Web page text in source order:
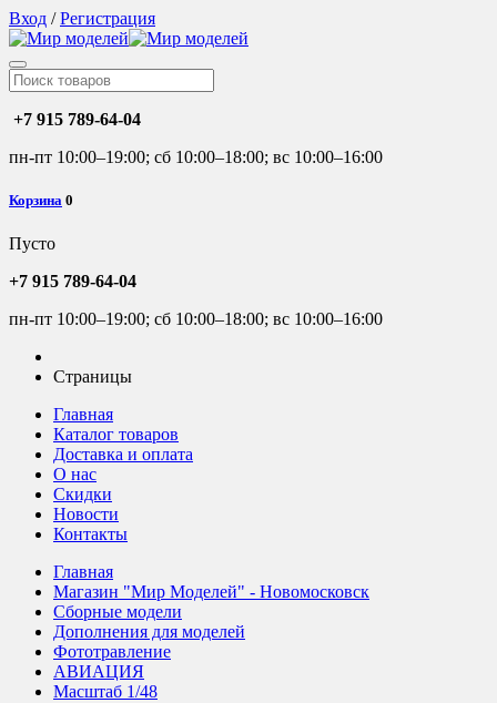
Вход /Регистрация
+7 915 789-64-04
пн-пт 10:00–19:00; сб 10:00–18:00; вс 10:00–16:00
Корзина 0
Пусто
+7 915 789-64-04
пн-пт 10:00–19:00; сб 10:00–18:00; вс 10:00–16:00
Страницы
Главная
Каталог товаров
Доставка и оплата
О нас
Скидки
Новости
Контакты
Главная
Магазин "Мир Моделей" - Новомосковск
Сборные модели
Дополнения для моделей
Фототравление
АВИАЦИЯ
Масштаб 1/48